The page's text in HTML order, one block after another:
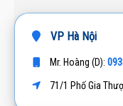
VP Hà Nội
Mr. Hoàng (D):
71/1 Phố Gia